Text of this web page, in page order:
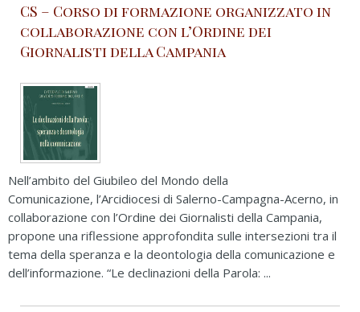
CS – Corso di formazione organizzato in
collaborazione con l’Ordine dei
Giornalisti della Campania
Nell’ambito del Giubileo del Mondo della
Comunicazione, l’Arcidiocesi di Salerno-Campagna-Acerno, in
collaborazione con l’Ordine dei Giornalisti della Campania,
propone una riflessione approfondita sulle intersezioni tra il
tema della speranza e la deontologia della comunicazione e
dell’informazione. “Le declinazioni della Parola: ...